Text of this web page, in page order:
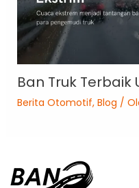
Ban Truk Terbaik
Berita Otomotif, Blog /